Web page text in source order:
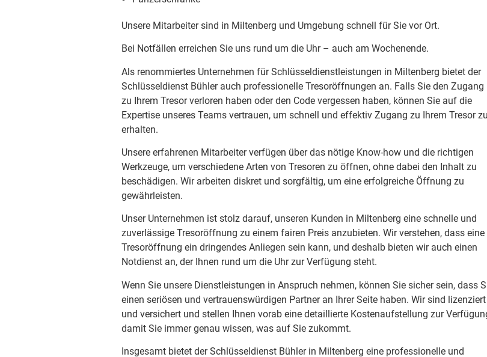
Unsere Mitarbeiter sind in Miltenberg und Umgebung schnell für Sie vor Ort.
Bei Notfällen erreichen Sie uns rund um die Uhr – auch am Wochenende.
Als renommiertes Unternehmen für Schlüsseldienstleistungen in Miltenberg bietet der
Schlüsseldienst Bühler auch professionelle Tresoröffnungen an. Falls Sie den Zugang
zu Ihrem Tresor verloren haben oder den Code vergessen haben, können Sie auf die
Expertise unseres Teams vertrauen, um schnell und effektiv Zugang zu Ihrem Tresor zu
erhalten.
Unsere erfahrenen Mitarbeiter verfügen über das nötige Know-how und die richtigen
Werkzeuge, um verschiedene Arten von Tresoren zu öffnen, ohne dabei den Inhalt zu
beschädigen. Wir arbeiten diskret und sorgfältig, um eine erfolgreiche Öffnung zu
gewährleisten.
Unser Unternehmen ist stolz darauf, unseren Kunden in Miltenberg eine schnelle und
zuverlässige Tresoröffnung zu einem fairen Preis anzubieten. Wir verstehen, dass eine
Tresoröffnung ein dringendes Anliegen sein kann, und deshalb bieten wir auch einen
Notdienst an, der Ihnen rund um die Uhr zur Verfügung steht.
Wenn Sie unsere Dienstleistungen in Anspruch nehmen, können Sie sicher sein, dass
einen seriösen und vertrauenswürdigen Partner an Ihrer Seite haben. Wir sind lizenziert
und versichert und stellen Ihnen vorab eine detaillierte Kostenaufstellung zur
damit Sie immer genau wissen, was auf Sie zukommt.
Insgesamt bietet der Schlüsseldienst Bühler in Miltenberg eine professionelle und